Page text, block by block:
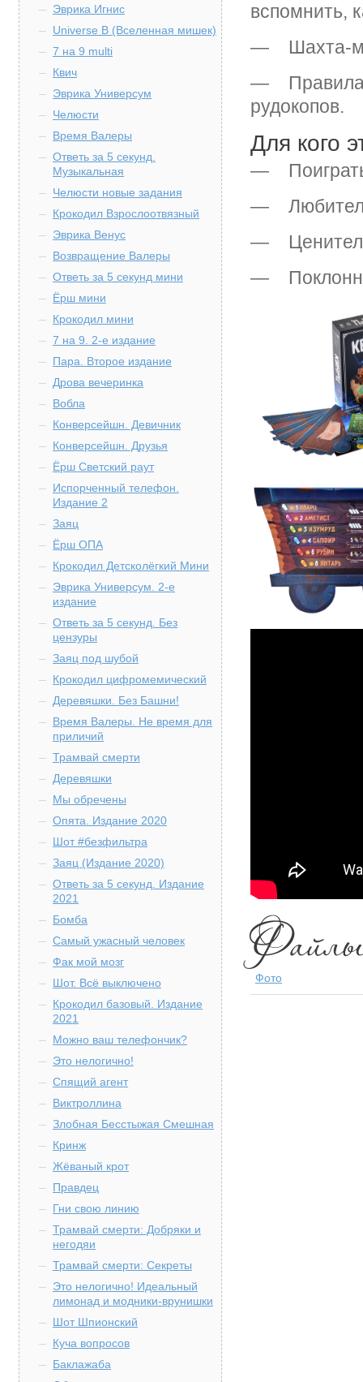
Эврика Игнис
Universe B (Вселенная мишек)
7 на 9 multi
Квич
Эврика Универсум
Челюсти
Время Валеры
Ответь за 5 секунд.
Музыкальная
Челюсти новые задания
Крокодил Взрослоотвязный
Эврика Венус
Возвращение Валеры
Ответь за 5 секунд мини
Ёрш мини
Крокодил мини
7 на 9. 2-е издание
Пара. Второе издание
Дрова вечеринка
Вобла
Конверсейшн. Девичник
Конверсейшн. Друзья
Ёрш Светский раут
Испорченный телефон.
Издание 2
Заяц
Ёрш ОПА
Крокодил Детсколёгкий Мини
Эврика Универсум. 2-е
издание
Ответь за 5 секунд. Без
цензуры
Заяц под шубой
Крокодил цифромемический
Деревяшки. Без Башни!
Время Валеры. Не время для
приличий
Трамвай смерти
Деревяшки
Мы обречены
Опята. Издание 2020
Шот #безфильтра
Заяц (Издание 2020)
Ответь за 5 секунд. Издание
2021
Бомба
Самый ужасный человек
Фак мой мозг
Шот. Всё выключено
Крокодил базовый. Издание
2021
Можно ваш телефончик?
Это нелогично!
Спящий агент
Виктроллина
Злобная Бесстыжая Смешная
Кринж
Жёваный крот
Правдец
Гни свою линию
Трамвай смерти: Добряки и
негодяи
Трамвай смерти: Секреты
Это нелогично! Идеальный
лимонад и модники-врунишки
Шот Шпионский
Куча вопросов
Баклажаба
вспомнить,
— Шахта-
— Правила,
рудокопов.
Для кого
—
—
—
—
Фото